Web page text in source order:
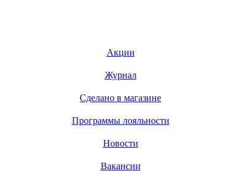
Акции
Журнал
Сделано в магазине
Программы лояльности
Новости
Вакансии